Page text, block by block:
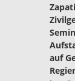
auf